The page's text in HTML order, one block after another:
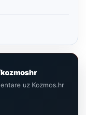
kozmoshr
uz Kozmos.hr